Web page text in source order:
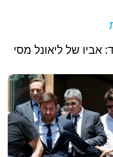
בלבד: אביו של ליאונל מסי